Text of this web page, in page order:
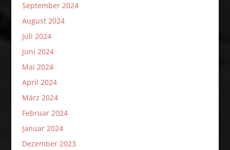
September 2024
August 2024
Juli 2024
Juni 2024
Mai 2024
April 2024
März 2024
Februar 2024
Januar 2024
Dezember 2023